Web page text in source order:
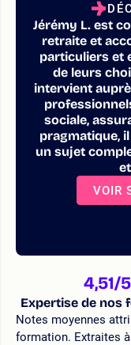
Jérémy L. est
retraite et
particuliers et
de leurs
intervient
sociale,
pragmatique,
un sujet
VOIR
4,51/5
Expertise de nos
Notes moyennes
formation. Extraites